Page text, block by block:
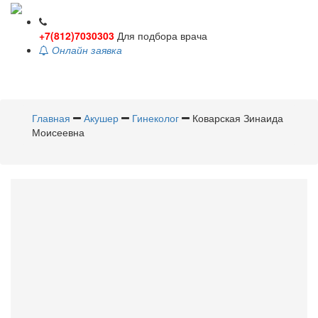
+7(812)7030303 Для подбора врача
Онлайн заявка
Главная
Акушер Гинеколог
Коварская Зинаида
Моисеевна